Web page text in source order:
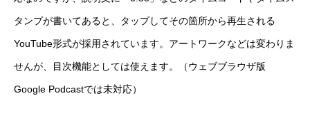
タンプが書いてあると、タップしてその箇所から再生される
YouTube形式が採用されています。アートワークなどは変わりま
せんが、目次機能としては使えます。（ウェブブラウザ版
Google Podcastでは未対応）